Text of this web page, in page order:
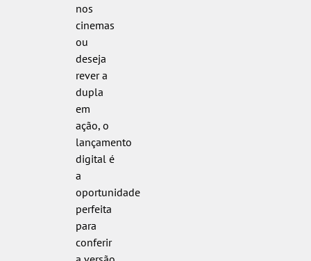
nos
cinemas
ou
deseja
rever a
dupla
em
ação, o
lançamento
digital é
a
oportunidade
perfeita
para
conferir